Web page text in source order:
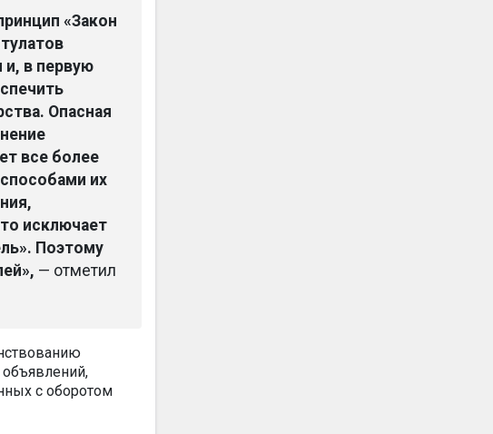
«Закон
и, в первую
Опасная
все более
их
исключает
Поэтому
— отметил
с оборотом